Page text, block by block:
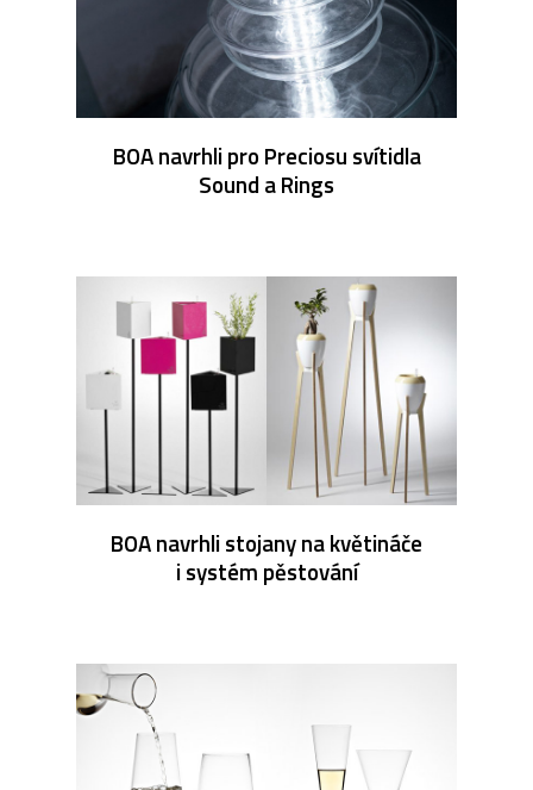
BOA navrhli pro Preciosu svítidla
Sound a Rings
BOA navrhli stojany na květináče
i systém pěstování